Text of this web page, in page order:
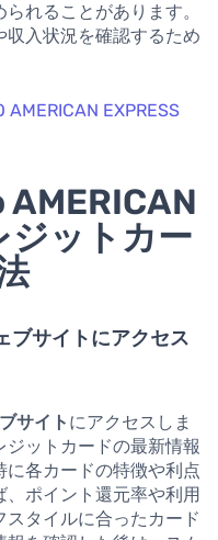
れることがあります。
収入状況を確認するため
AMERICAN EXPRESS
AMERICAN
ジットカー
ブサイトにアクセス
サイト にアクセスしま
ットカードの最新情報
に各カードの特徴や利点
ポイント還元率や利用
タイルに合ったカード